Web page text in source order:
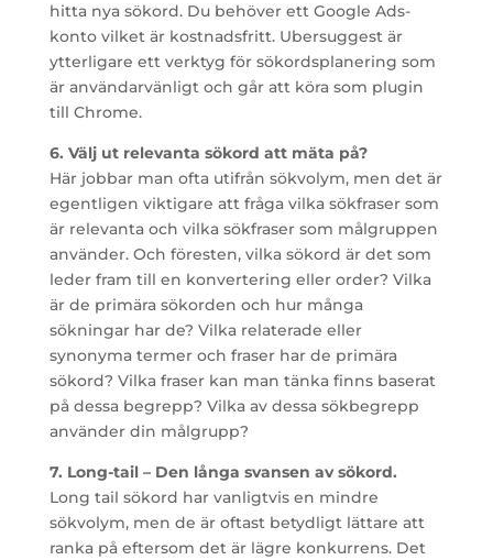
hitta nya sökord. Du behöver ett Google Ads-
konto vilket är kostnadsfritt. Ubersuggest är
ytterligare ett verktyg för sökordsplanering som
är användarvänligt och går att köra som plugin
till Chrome.
6. Välj ut relevanta sökord att mäta på?
Här jobbar man ofta utifrån sökvolym, men det är
egentligen viktigare att fråga vilka sökfraser som
är relevanta och vilka sökfraser som målgruppen
använder. Och föresten, vilka sökord är det som
leder fram till en konvertering eller order? Vilka
är de primära sökorden och hur många
sökningar har de? Vilka relaterade eller
synonyma termer och fraser har de primära
sökord? Vilka fraser kan man tänka finns baserat
på dessa begrepp? Vilka av dessa sökbegrepp
använder din målgrupp?
7. Long-tail – Den långa svansen av sökord.
Long tail sökord har vanligtvis en mindre
sökvolym, men de är oftast betydligt lättare att
ranka på eftersom det är lägre konkurrens. Det